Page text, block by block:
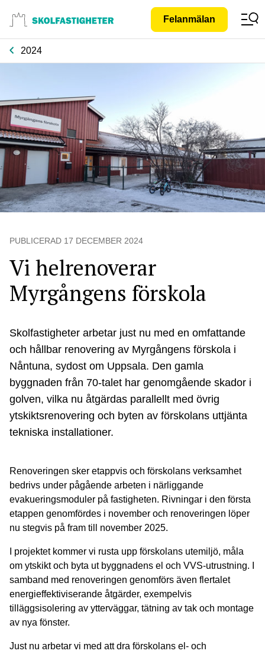
Gå till
innehåll
Felanmälan
2024
PUBLICERAD 17 DECEMBER 2024
Vi helrenoverar
Myrgångens förskola
Skolfastigheter arbetar just nu med en omfattande
och hållbar renovering av Myrgångens förskola i
Nåntuna, sydost om Uppsala. Den gamla
byggnaden från 70-talet har genomgående skador i
golven, vilka nu åtgärdas parallellt med övrig
ytskiktsrenovering och byten av förskolans uttjänta
tekniska installationer.
Renoveringen sker etappvis och förskolans verksamhet
bedrivs under pågående arbeten i närliggande
evakueringsmoduler på fastigheten. Rivningar i den första
etappen genomfördes i november och renoveringen löper
nu stegvis på fram till november 2025.
I projektet kommer vi rusta upp förskolans utemiljö, måla
om ytskikt och byta ut byggnadens el och VVS-utrustning. I
samband med renoveringen genomförs även flertalet
energieffektiviserande åtgärder, exempelvis
tilläggsisolering av ytterväggar, tätning av tak och montage
av nya fönster.
Just nu arbetar vi med att dra förskolans el- och